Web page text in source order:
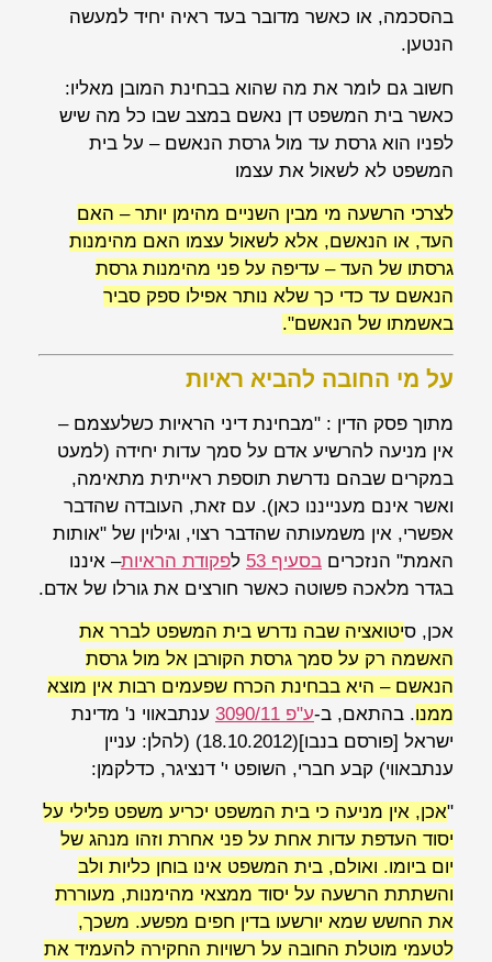
בהסכמה, או כאשר מדובר בעד ראיה יחיד למעשה
הנטען.
חשוב גם לומר את מה שהוא בבחינת המובן מאליו:
כאשר בית המשפט דן נאשם במצב שבו כל מה שיש
לפניו הוא גרסת עד מול גרסת הנאשם – על בית
המשפט לא לשאול את עצמו
לצרכי הרשעה מי מבין השניים מהימן יותר – האם
העד, או הנאשם, אלא לשאול עצמו האם מהימנות
גרסתו של העד – עדיפה על פני מהימנות גרסת
הנאשם עד כדי כך שלא נותר אפילו ספק סביר
באשמתו של הנאשם".
על מי החובה להביא ראיות
מתוך פסק הדין : "מבחינת דיני הראיות כשלעצמם –
אין מניעה להרשיע אדם על סמך עדות יחידה (למעט
במקרים שבהם נדרשת תוספת ראייתית מתאימה,
ואשר אינם מענייננו כאן). עם זאת, העובדה שהדבר
אפשרי, אין משמעותה שהדבר רצוי, וגילוין של "אותות
האמת" הנזכרים בסעיף 53 לפקודת הראיות– איננו
בגדר מלאכה פשוטה כאשר חורצים את גורלו של אדם.
אכן, סיטואציה שבה נדרש בית המשפט לברר את
האשמה רק על סמך גרסת הקורבן אל מול גרסת
הנאשם – היא בבחינת הכרח שפעמים רבות אין מוצא
ממנו. בהתאם, ב-ע"פ 3090/11
ענתבאווי נ' מדינת
ישראל [פורסם בנבו](18.10.2012) (להלן:
עניין
ענתבאווי) קבע חברי, השופט י' דנציגר, כדלקמן:
"אכן, אין מניעה כי בית המשפט יכריע משפט פלילי על
יסוד העדפת עדות אחת על פני אחרת וזהו מנהג של
יום ביומו. ואולם, בית המשפט אינו בוחן כליות ולב
והשתתת הרשעה על יסוד ממצאי מהימנות, מעוררת
את החשש שמא יורשעו בדין חפים מפשע. משכך,
לטעמי מוטלת החובה על רשויות החקירה להעמיד את